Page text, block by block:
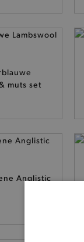
muts set
Anglistic